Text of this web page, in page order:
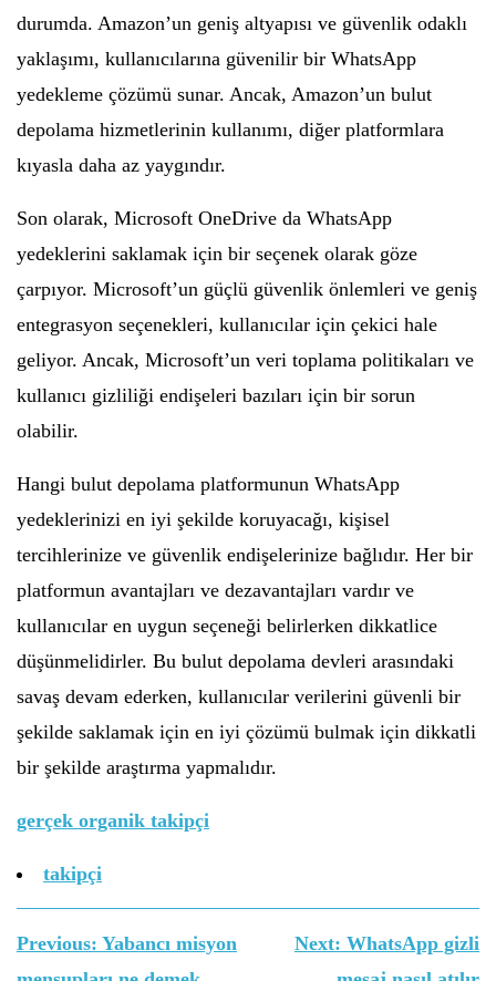
durumda. Amazon’un geniş altyapısı ve güvenlik odaklı
yaklaşımı, kullanıcılarına güvenilir bir WhatsApp
yedekleme çözümü sunar. Ancak, Amazon’un bulut
depolama hizmetlerinin kullanımı, diğer platformlara
kıyasla daha az yaygındır.
Son olarak, Microsoft OneDrive da WhatsApp
yedeklerini saklamak için bir seçenek olarak göze
çarpıyor. Microsoft’un güçlü güvenlik önlemleri ve geniş
entegrasyon seçenekleri, kullanıcılar için çekici hale
geliyor. Ancak, Microsoft’un veri toplama politikaları ve
kullanıcı gizliliği endişeleri bazıları için bir sorun
olabilir.
Hangi bulut depolama platformunun WhatsApp
yedeklerinizi en iyi şekilde koruyacağı, kişisel
tercihlerinize ve güvenlik endişelerinize bağlıdır. Her bir
platformun avantajları ve dezavantajları vardır ve
kullanıcılar en uygun seçeneği belirlerken dikkatlice
düşünmelidirler. Bu bulut depolama devleri arasındaki
savaş devam ederken, kullanıcılar verilerini güvenli bir
şekilde saklamak için en iyi çözümü bulmak için dikkatli
bir şekilde araştırma yapmalıdır.
gerçek organik takipçi
takipçi
Yazı
gezinmesi
Previous: Yabancı misyon
Next: WhatsApp gizli